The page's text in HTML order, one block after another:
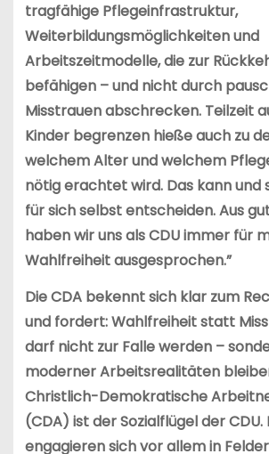
tragfähige Pflegeinfrastruktur,
Weiterbildungsmöglichkeiten und
Arbeitszeitmodelle, die zur
befähigen – und nicht durch
Misstrauen abschrecken. Teilzeit
Kinder begrenzen hieße auch zu
welchem Alter und welchem
nötig erachtet wird. Das kann und
für sich selbst entscheiden. Aus
haben wir uns als CDU immer für
Wahlfreiheit ausgesprochen.”
Die CDA bekennt sich klar zum
und fordert: Wahlfreiheit statt
darf nicht zur Falle werden –
moderner Arbeitsrealitäten
Christlich-Demokratische
(CDA) ist der Sozialflügel der
engagieren sich vor allem in